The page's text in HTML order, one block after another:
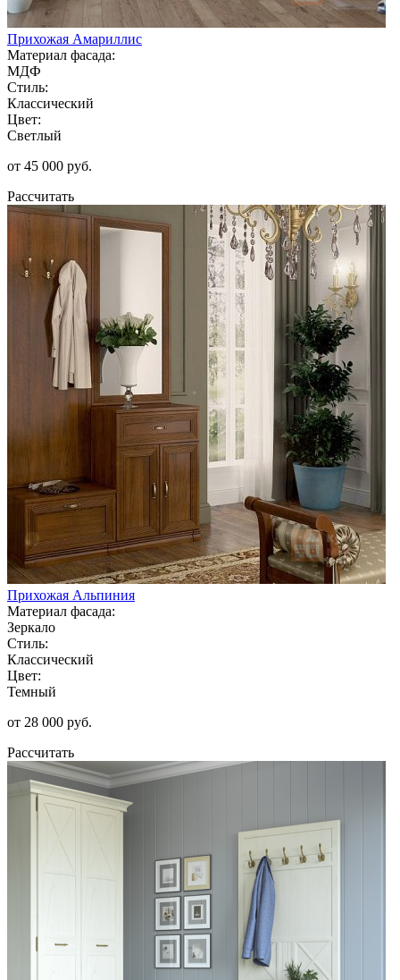
Прихожая Амариллис
Материал фасада:
МДФ
Стиль:
Классический
Цвет:
Светлый
от 45 000 руб.
Рассчитать
Прихожая Альпиния
Материал фасада:
Зеркало
Стиль:
Классический
Цвет:
Темный
от 28 000 руб.
Рассчитать